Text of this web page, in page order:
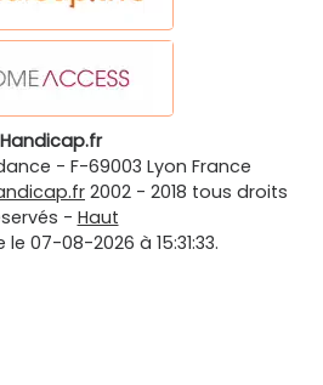
Handicap.fr
- F-69003 Lyon France
2002 - 2018 tous droits
- Haut
07-08-2026 à 15:31:33.